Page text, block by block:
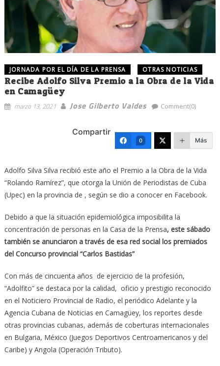
JORNADA POR EL DÍA DE LA PRENSA OTRAS NOTICIAS
Recibe Adolfo Silva Premio a la Obra de la Vida
en Camagüey
marzo 13, 2021 Jose Gilberto Valdes Comment(0)
Compartir
0 Más
Adolfo Silva Silva recibió este año el Premio a la Obra de la Vida
“Rolando Ramírez”, que otorga la Unión de Periodistas de Cuba
(Upec) en la provincia de , según se dio a conocer en Facebook.
Debido a que la situación epidemiológica imposibilita la
concentración de personas en la Casa de la Prensa, este sábado
también se anunciaron a través de esa red social los premiados
del Concurso provincial “Carlos Bastidas”
Con más de cincuenta años de ejercicio de la profesión,
“Adolfito” se destaca por la calidad, oficio y prestigio reconocido
en el Noticiero Provincial de Radio, el periódico Adelante y la
Agencia Cubana de Noticias en Camagüey, los reportes desde
otras provincias cubanas, además de coberturas internacionales
en Bulgaria, México (Juegos Deportivos Centroamericanos y del
Caribe) y Angola (Operación Tributo).